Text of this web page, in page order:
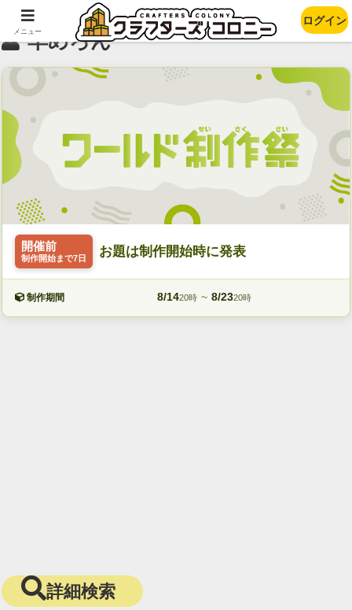
羊めろん
開催前
制作開始まで7日 お題は制作開始時に発表
制作期間 8/1420時 ~ 8/2320時
詳細検索
メニュー
ログイン